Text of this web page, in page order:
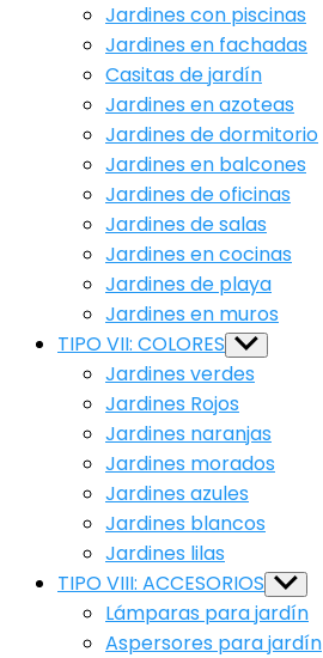
Jardines con piscinas
Jardines en fachadas
Casitas de jardín
Jardines en azoteas
Jardines de dormitorio
Jardines en balcones
Jardines de oficinas
Jardines de salas
Jardines en cocinas
Jardines de playa
Jardines en muros
TIPO VII: COLORES Show
sub
menu
Jardines verdes
Jardines Rojos
Jardines naranjas
Jardines morados
Jardines azules
Jardines blancos
Jardines lilas
TIPO VIII: ACCESORIOS Show
sub
menu
Lámparas para jardín
Aspersores para jardín